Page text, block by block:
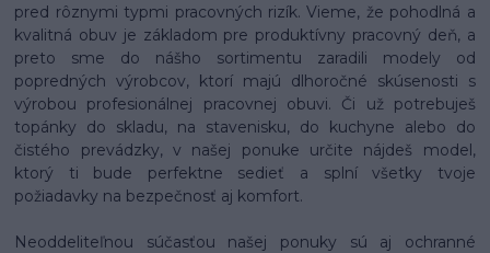
pred rôznymi typmi pracovných rizík. Vieme, že pohodlná a
kvalitná obuv je základom pre produktívny pracovný deň, a
preto sme do nášho sortimentu zaradili modely od
popredných výrobcov, ktorí majú dlhoročné skúsenosti s
výrobou profesionálnej pracovnej obuvi. Či už potrebuješ
topánky do skladu, na stavenisku, do kuchyne alebo do
čistého prevádzky, v našej ponuke určite nájdeš model,
ktorý ti bude perfektne sedieť a splní všetky tvoje
požiadavky na bezpečnosť aj komfort.
Neoddeliteľnou súčasťou našej ponuky sú aj ochranné